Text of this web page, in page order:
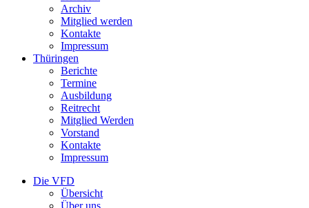
Archiv
Mitglied werden
Kontakte
Impressum
Thüringen
Berichte
Termine
Ausbildung
Reitrecht
Mitglied Werden
Vorstand
Kontakte
Impressum
Die VFD
Übersicht
Über uns